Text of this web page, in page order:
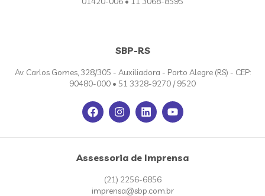
SBP-RS
Av. Carlos Gomes, 328/305 - Auxiliadora - Porto Alegre (RS) - CEP:
90480-000 • 51 3328-9270 / 9520
Assessoria de Imprensa
(21) 2256-6856
imprensa@sbp.com.br